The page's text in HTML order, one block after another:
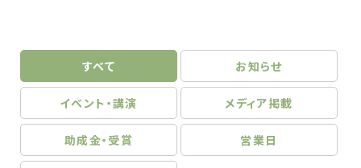
すべて お知らせ
イベント・講演 メディア掲載
助成金・受賞 営業日